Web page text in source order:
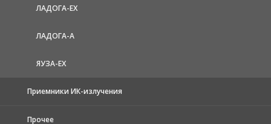
ЛАДОГА-EX
ЛАДОГА-А
ЯУЗА-ЕХ
Приемники ИК-излучения
Прочее